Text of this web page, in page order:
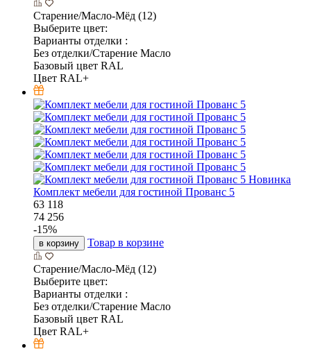
Старение/Масло-Мёд (12)
Выберите цвет:
Варианты отделки :
Без отделки/Старение Масло
Базовый цвет RAL
Цвет RAL+
Новинка
Комплект мебели для гостиной Прованс 5
63 118
74 256
-15%
в корзину Товар в корзине
Старение/Масло-Мёд (12)
Выберите цвет:
Варианты отделки :
Без отделки/Старение Масло
Базовый цвет RAL
Цвет RAL+